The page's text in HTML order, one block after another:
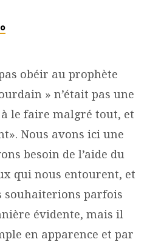
obéir au prophète
» n’était pas une
le faire malgré tout, et
Nous avons ici une
besoin de l’aide du
qui nous entourent, et
souhaiterions parfois
évidente, mais il
en apparence et par